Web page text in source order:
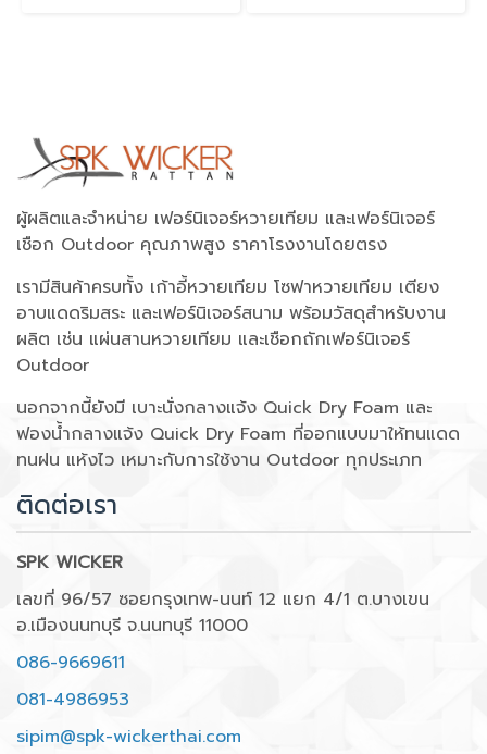
ผู้ผลิตและจำหน่าย เฟอร์นิเจอร์หวายเทียม และเฟอร์นิเจอร์
เชือก Outdoor คุณภาพสูง ราคาโรงงานโดยตรง
เรามีสินค้าครบทั้ง เก้าอี้หวายเทียม โซฟาหวายเทียม เตียง
อาบแดดริมสระ และเฟอร์นิเจอร์สนาม พร้อมวัสดุสำหรับงาน
ผลิต เช่น แผ่นสานหวายเทียม และเชือกถักเฟอร์นิเจอร์
Outdoor
นอกจากนี้ยังมี เบาะนั่งกลางแจ้ง Quick Dry Foam และ
ฟองน้ำกลางแจ้ง Quick Dry Foam ที่ออกแบบมาให้ทนแดด
ทนฝน แห้งไว เหมาะกับการใช้งาน Outdoor ทุกประเภท
ติดต่อเรา
SPK WICKER
เลขที่ 96/57 ซอยกรุงเทพ-นนท์ 12 แยก 4/1 ต.บางเขน
อ.เมืองนนทบุรี จ.นนทบุรี 11000
086-9669611
081-4986953
sipim@spk-wickerthai.com